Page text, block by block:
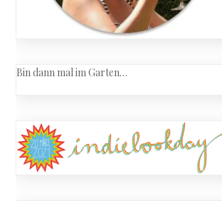
Bin dann mal im Garten…